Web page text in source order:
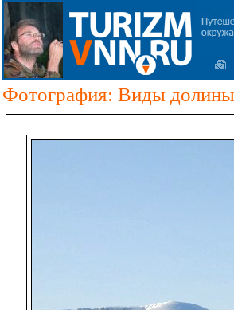
Фотография: Виды долины